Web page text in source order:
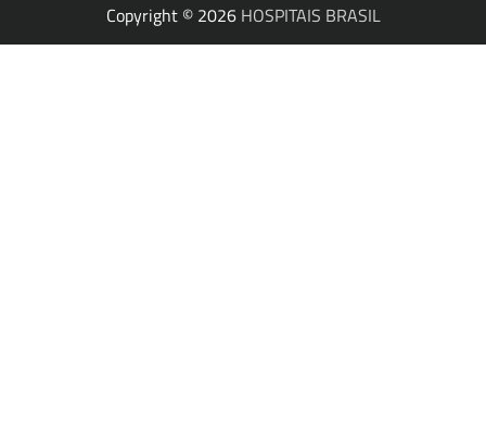
Copyright © 2026 HOSPITAIS BRASIL